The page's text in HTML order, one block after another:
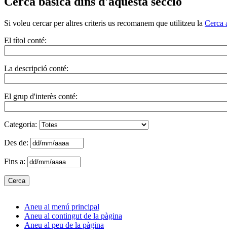
Si voleu cercar per altres criteris us recomanem que utilitzeu la Cerca
El títol conté:
La descripció conté:
El grup d'interès conté:
Categoria:
Des de:
Fins a:
Aneu al menú principal
Aneu al contingut de la pàgina
Aneu al peu de la pàgina